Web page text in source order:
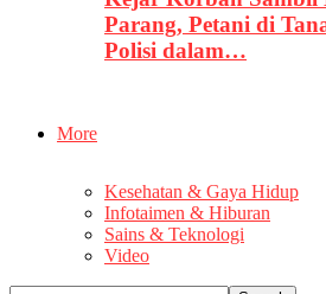
Parang, Petani di
Polisi dalam…
More
Kesehatan & Gaya Hidup
Infotaimen & Hiburan
Sains & Teknologi
Video